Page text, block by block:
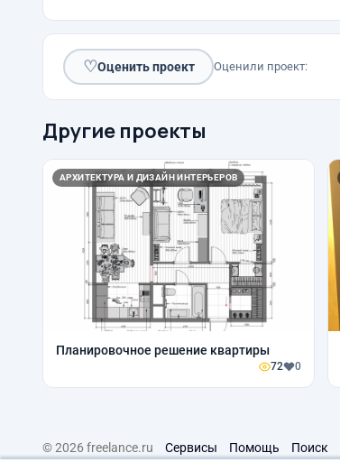
♡Оценить проект Оценили проект:
Другие проекты
АРХИТЕКТУРА И ДИЗАЙН ИНТЕРЬЕРОВ
Планировочное решение квартиры
72 0
© 2026 freelance.ru Сервисы Помощь Поиск